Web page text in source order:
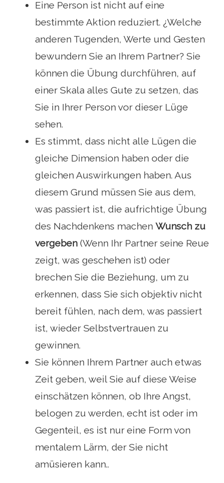
Eine Person ist nicht auf eine
bestimmte Aktion reduziert. ¿Welche
anderen Tugenden, Werte und Gesten
bewundern Sie an Ihrem Partner? Sie
können die Übung durchführen, auf
einer Skala alles Gute zu setzen, das
Sie in Ihrer Person vor dieser Lüge
sehen.
Es stimmt, dass nicht alle Lügen die
gleiche Dimension haben oder die
gleichen Auswirkungen haben. Aus
diesem Grund müssen Sie aus dem,
was passiert ist, die aufrichtige Übung
des Nachdenkens machen Wunsch zu
vergeben (Wenn Ihr Partner seine Reue
zeigt, was geschehen ist) oder
brechen Sie die Beziehung, um zu
erkennen, dass Sie sich objektiv nicht
bereit fühlen, nach dem, was passiert
ist, wieder Selbstvertrauen zu
gewinnen.
Sie können Ihrem Partner auch etwas
Zeit geben, weil Sie auf diese Weise
einschätzen können, ob Ihre Angst,
belogen zu werden, echt ist oder im
Gegenteil, es ist nur eine Form von
mentalem Lärm, der Sie nicht
amüsieren kann..